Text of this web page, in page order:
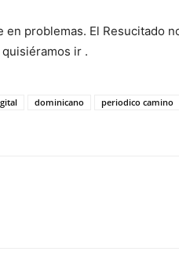
problemas. El Resucitado
ir .
dominicano periodico camino